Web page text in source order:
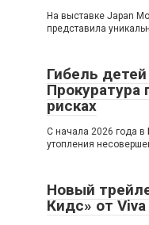
На выставке Japan
представила
Гибель
Прокуратура
рисках
С начала 2026 года в
утопления
Новый
Кидс» от